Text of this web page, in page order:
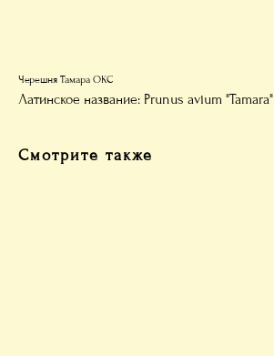
Черешня Тамара ОКС
Латинское название: Prunus avium "Tamara"
Смотрите также